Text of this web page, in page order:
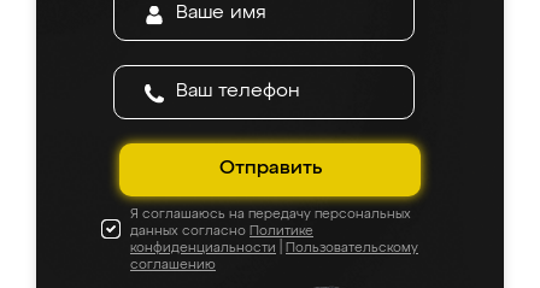
Отправить
Я соглашаюсь на передачу персональных
данных согласно Политике
конфиденциальности
Пользовательскому
соглашению